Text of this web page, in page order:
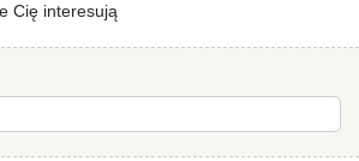
Cię interesują